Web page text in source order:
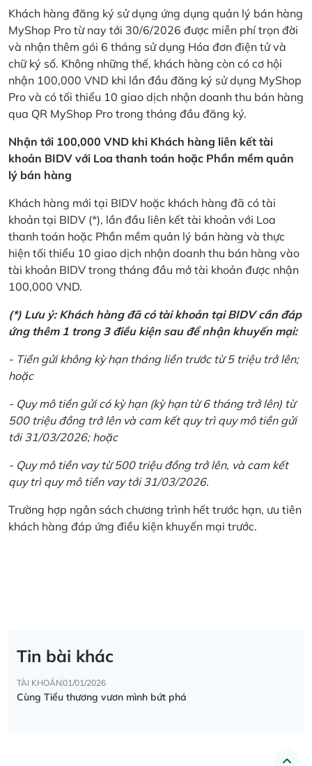
Khách hàng đăng ký sử dụng ứng dụng quản lý bán hàng
MyShop Pro từ nay tới 30/6/2026 được miễn phí trọn đời
và nhận thêm gói 6 tháng sử dụng Hóa đơn điện tử và
chữ ký số. Không những thế, khách hàng còn có cơ hội
nhận 100,000 VND khi lần đầu đăng ký sử dụng MyShop
Pro và có tối thiểu 10 giao dịch nhận doanh thu bán hàng
qua QR MyShop Pro trong tháng đầu đăng ký.
Nhận tới 100,000 VND khi Khách hàng liên kết tài
khoản BIDV với Loa thanh toán hoặc Phần mềm quản
lý bán hàng
Khách hàng mới tại BIDV hoặc khách hàng đã có tài
khoản tại BIDV (*), lần đầu liên kết tài khoản với Loa
thanh toán hoặc Phần mềm quản lý bán hàng và thực
hiện tối thiểu 10 giao dịch nhận doanh thu bán hàng vào
tài khoản BIDV trong tháng đầu mở tài khoản được nhận
100,000 VND.
(*) Lưu ý: Khách hàng đã có tài khoản tại BIDV cần đáp
ứng thêm 1 trong 3 điều kiện sau để nhận khuyến mại:
- Tiền gửi không kỳ hạn tháng liền trước từ 5 triệu trở lên;
hoặc
- Quy mô tiền gửi có kỳ hạn (kỳ hạn từ 6 tháng trở lên) từ
500 triệu đồng trở lên và cam kết quy trì quy mô tiền gửi
tới 31/03/2026; hoặc
- Quy mô tiền vay từ 500 triệu đồng trở lên, và cam kết
quy trì quy mô tiền vay tới 31/03/2026.
Trường hợp ngân sách chương trình hết trước hạn, ưu tiên
khách hàng đáp ứng điều kiện khuyến mại trước.
Tin bài khác
TÀI KHOẢN01/01/2026
Cùng Tiểu thương vươn mình bứt phá